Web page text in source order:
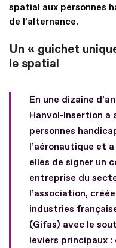
spatial aux personnes
de l’alternance.
Un « guichet
le spatial
En une dizaine
Hanvol-Insertion a
personnes
l’aéronautique et
elles de signer un
entreprise du
l’association,
industries
(Gifas) avec le
leviers principaux :